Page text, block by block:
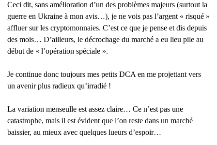
Ceci dit, sans amélioration d’un des problèmes majeurs (surtout la
guerre en Ukraine à mon avis…), je ne vois pas l’argent « risqué »
affluer sur les cryptomonnaies. C’est ce que je pense et dis depuis
des mois… D’ailleurs, le décrochage du marché a eu lieu pile au
début de « l’opération spéciale ».
Je continue donc toujours mes petits DCA en me projettant vers
un avenir plus radieux qu’irradié !
La variation menseulle est assez claire… Ce n’est pas une
catastrophe, mais il est évident que l’on reste dans un marché
baissier, au mieux avec quelques lueurs d’espoir…